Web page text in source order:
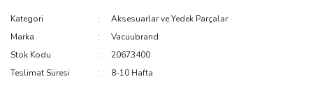
Kategori
Aksesuarlar ve Yedek Parçalar
Marka
Vacuubrand
Stok Kodu
20673400
Teslimat Süresi
8-10 Hafta